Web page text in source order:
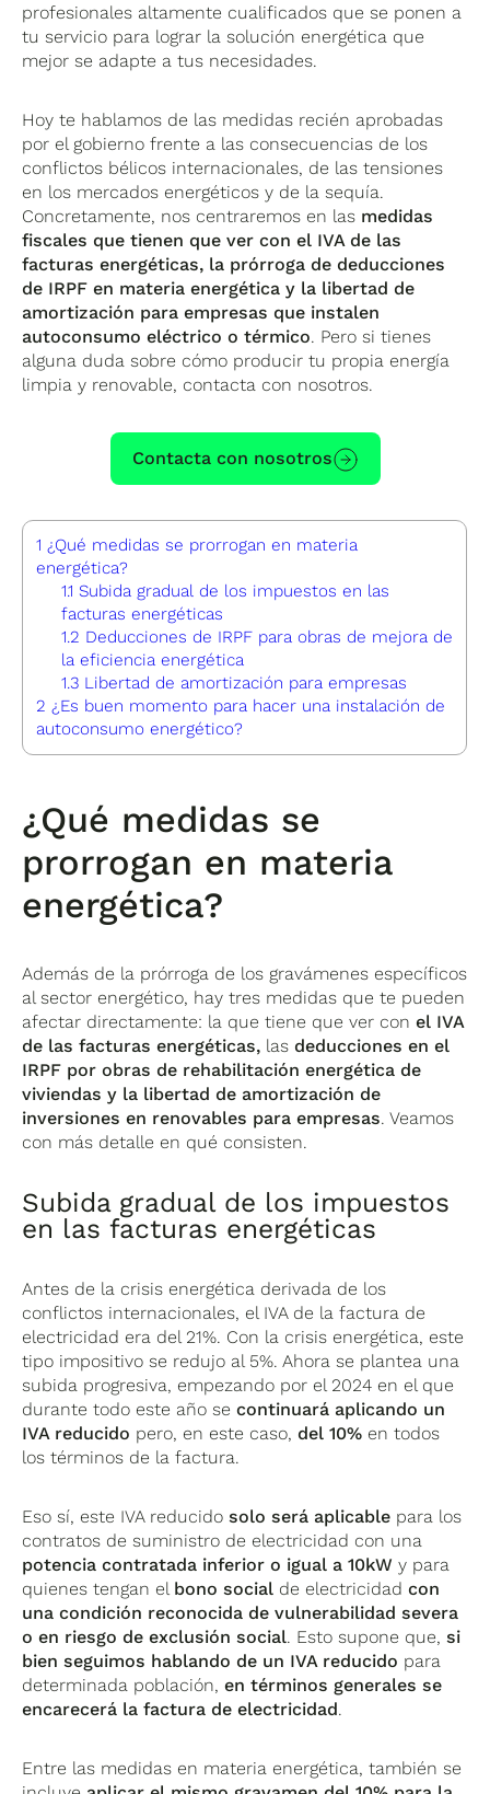
profesionales altamente cualificados que se ponen a
tu servicio para lograr la solución energética que
mejor se adapte a tus necesidades.
Hoy te hablamos de las medidas recién aprobadas
por el gobierno frente a las consecuencias de los
conflictos bélicos internacionales, de las tensiones
en los mercados energéticos y de la sequía.
Concretamente, nos centraremos en las medidas
fiscales que tienen que ver con el IVA de las
facturas energéticas, la prórroga de deducciones
de IRPF en materia energética y la libertad de
amortización para empresas que instalen
autoconsumo eléctrico o térmico. Pero si tienes
alguna duda sobre cómo producir tu propia energía
limpia y renovable, contacta con nosotros.
Contacta con nosotros
1 ¿Qué medidas se prorrogan en materia
energética?
1.1 Subida gradual de los impuestos en las
facturas energéticas
1.2 Deducciones de IRPF para obras de mejora de
la eficiencia energética
1.3 Libertad de amortización para empresas
2 ¿Es buen momento para hacer una instalación de
autoconsumo energético?
¿Qué medidas se
prorrogan en materia
energética?
Además de la prórroga de los gravámenes específicos
al sector energético, hay tres medidas que te pueden
afectar directamente: la que tiene que ver conel IVA
de las facturas energéticas, las deducciones en el
IRPF por obras de rehabilitación energética de
viviendas y la libertad de amortización de
inversiones en renovables para empresas. Veamos
con más detalle en qué consisten.
Subida gradual de los impuestos
en las facturas energéticas
Antes de la crisis energética derivada de los
conflictos internacionales, el IVA de la factura de
electricidad era del 21%. Con la crisis energética, este
tipo impositivo se redujo al 5%. Ahora se plantea una
subida progresiva, empezando por el 2024 en el que
durante todo este año secontinuará aplicando un
IVA reducido pero, en este caso, del 10% en todos
los términos de la factura.
Eso sí, este IVA reducidosolo será aplicable para los
contratos de suministro de electricidad con una
potencia contratada inferior o igual a 10kW y para
quienes tengan el bono social de electricidadcon
una condición reconocida de vulnerabilidad severa
o en riesgo de exclusión social. Esto supone que,si
bien seguimos hablando de un IVA reducido para
determinada población, en términos generales se
encarecerá la factura de electricidad.
Entre las medidas en materia energética, también se